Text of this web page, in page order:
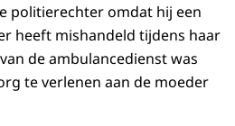
politierechter omdat hij een
heeft mishandeld tijdens haar
de ambulancedienst was
te verlenen aan de moeder